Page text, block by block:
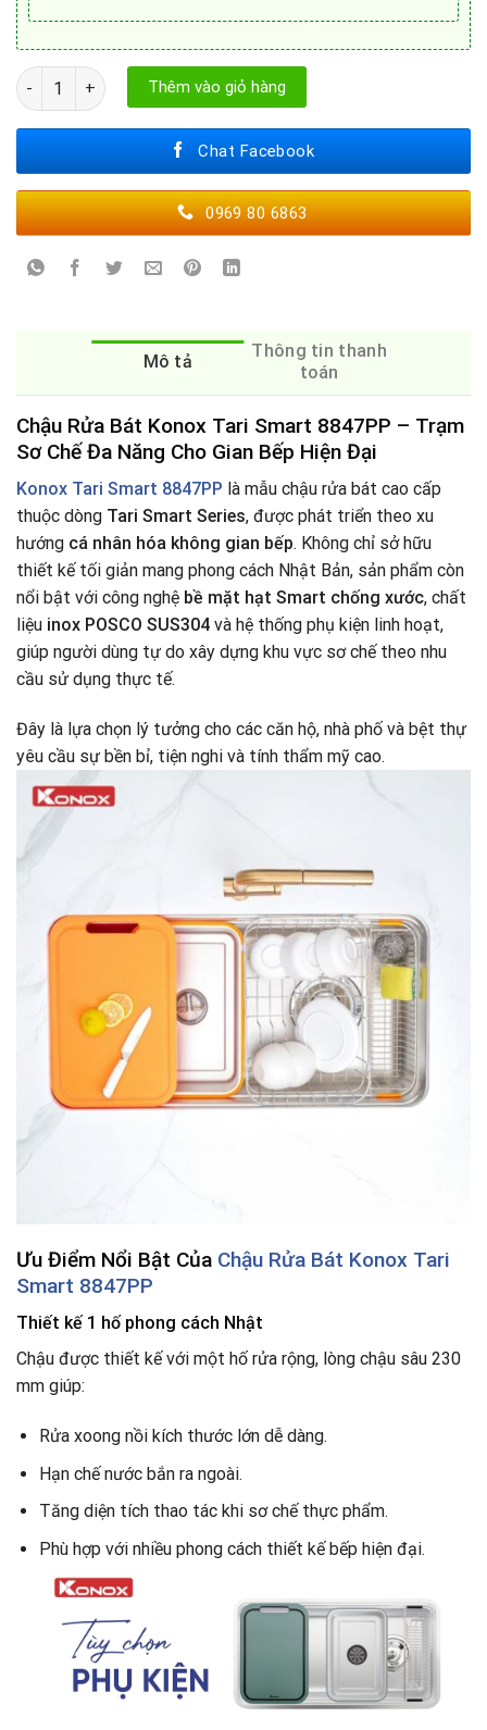
Chậu Rửa Bát Konox Tari Smart 8847PP số lượng
Thêm vào giỏ hàng
Chat Facebook
0969 80 6863
Mô tả
Thông tin thanh
toán
Chậu Rửa Bát Konox Tari Smart 8847PP – Trạm
Sơ Chế Đa Năng Cho Gian Bếp Hiện Đại
Konox Tari Smart 8847PP là mẫu chậu rửa bát cao cấp
thuộc dòng Tari Smart Series, được phát triển theo xu
hướng cá nhân hóa không gian bếp. Không chỉ sở hữu
thiết kế tối giản mang phong cách Nhật Bản, sản phẩm còn
nổi bật với công nghệ bề mặt hạt Smart chống xước, chất
liệu inox POSCO SUS304 và hệ thống phụ kiện linh hoạt,
giúp người dùng tự do xây dựng khu vực sơ chế theo nhu
cầu sử dụng thực tế.
Đây là lựa chọn lý tưởng cho các căn hộ, nhà phố và bệt thự
yêu cầu sự bền bỉ, tiện nghi và tính thẩm mỹ cao.
Ưu Điểm Nổi Bật Của Chậu Rửa Bát Konox Tari
Smart 8847PP
Thiết kế 1 hố phong cách Nhật
Chậu được thiết kế với một hố rửa rộng, lòng chậu sâu 230
mm giúp:
Rửa xoong nồi kích thước lớn dễ dàng.
Hạn chế nước bắn ra ngoài.
Tăng diện tích thao tác khi sơ chế thực phẩm.
Phù hợp với nhiều phong cách thiết kế bếp hiện đại.